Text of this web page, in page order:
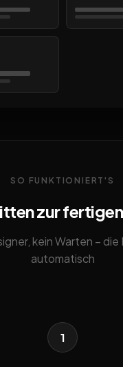
SO FUNKTIONIERT'S
zur
kein Warten – die
automatisch
1